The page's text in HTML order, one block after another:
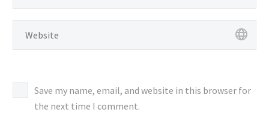
Save my name, email, and website in this browser for
the next time I comment.